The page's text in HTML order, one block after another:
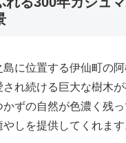
島に位置する伊仙町の
れ続ける巨大な樹木が
かずの自然が色濃く残
しを提供してくれます